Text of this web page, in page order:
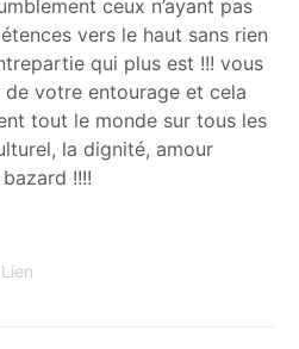
ceux n’ayant pas
vers le haut sans rien
qui plus est !!! vous
votre entourage et cela
tout le monde sur tous les
la dignité, amour
!!!!
Lien